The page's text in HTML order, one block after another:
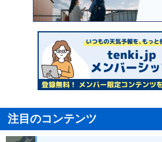
注目のコンテンツ